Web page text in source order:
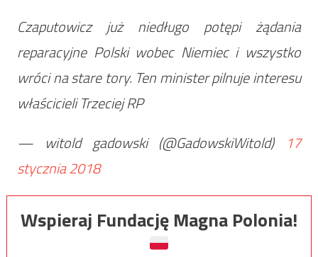
Czaputowicz już niedługo potępi żądania
reparacyjne Polski wobec Niemiec i wszystko
wróci na stare tory. Ten minister pilnuje interesu
właścicieli Trzeciej RP
— witold gadowski (@GadowskiWitold)
17
stycznia 2018
Wspieraj Fundację Magna Polonia!